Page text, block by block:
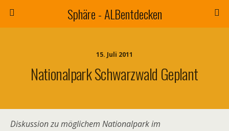
Sphäre - ALBentdecken
15. Juli 2011
Nationalpark Schwarzwald Geplant
Diskussion zu möglichem Nationalpark im